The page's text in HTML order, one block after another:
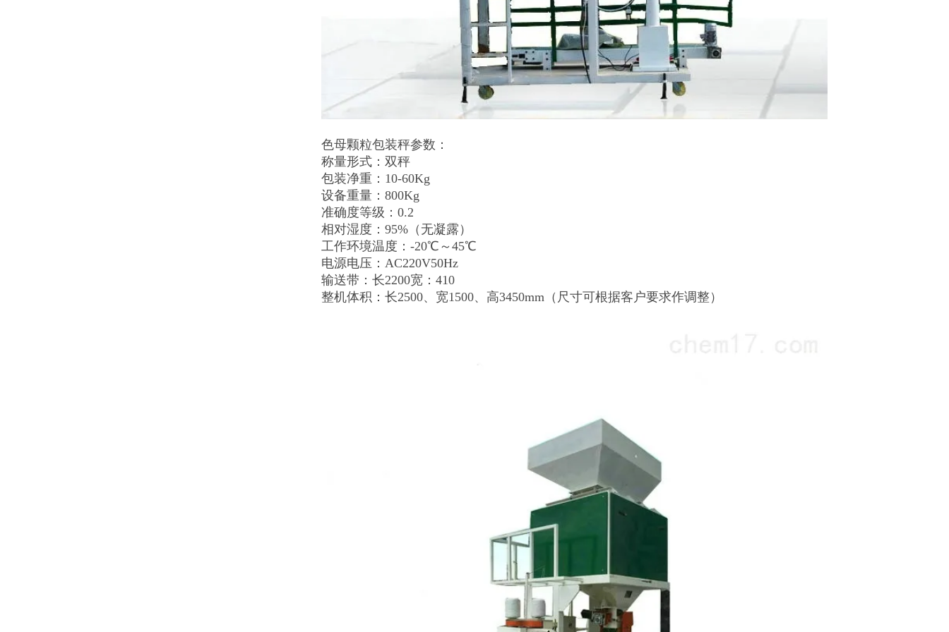
色母颗粒包装秤参数：
称量形式：双秤
包装净重：10-60Kg
设备重量：800Kg
准确度等级：0.2
相对湿度：95%（无凝露）
工作环境温度：-20℃～45℃
电源电压：AC220V50Hz
输送带：长2200宽：410
整机体积：长2500、宽1500、高3450mm（尺寸可根据客户要求作调整）